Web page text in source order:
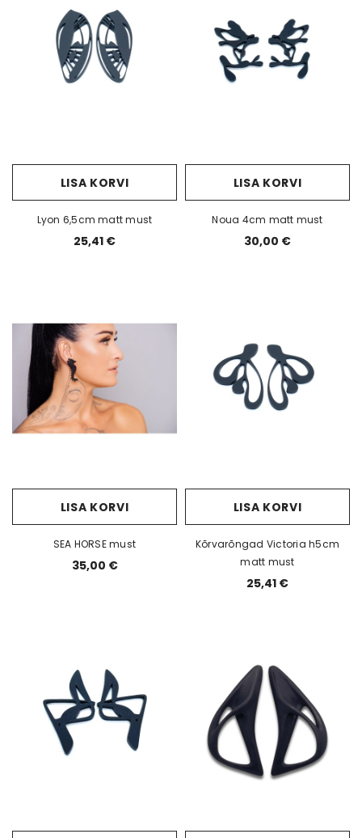
LISA KORVI
Lyon 6,5cm matt must
25,41 €
LISA KORVI
Noua 4cm matt must
30,00 €
LISA KORVI
SEA HORSE must
35,00 €
LISA KORVI
Kõrvarõngad Victoria h5cm
matt must
25,41 €